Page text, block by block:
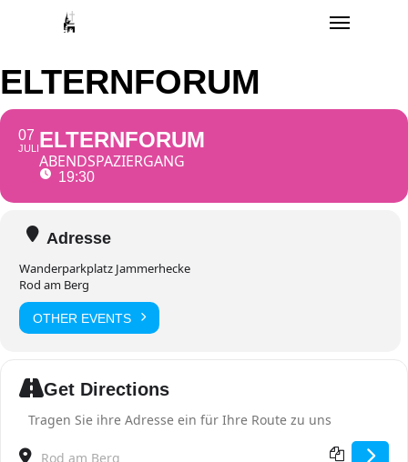
main
Menu
ELTERNFORUM
07
JULIELTERNFORUM
ABENDSPAZIERGANG
19:30
Adresse
Wanderparkplatz Jammerhecke
Rod am Berg
OTHER EVENTS
Get Directions
Address - Elternforum [VyDa2qWG5]
Destination Address - Elternforum [kd6YlfRFh]